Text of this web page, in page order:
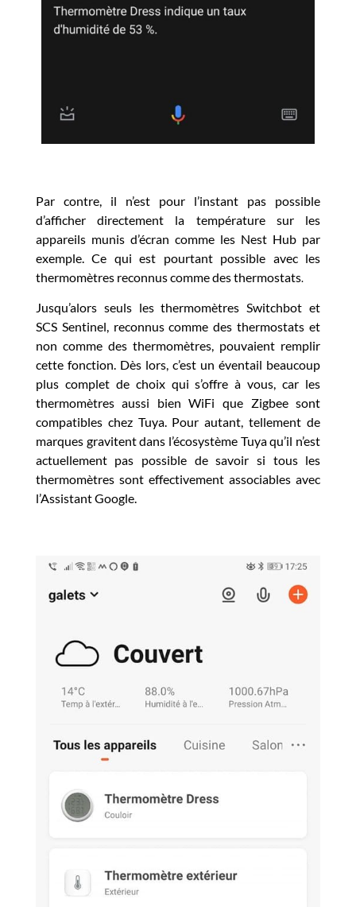
Par contre, il n’est pour l’instant pas possible
d’afficher directement la température sur les
appareils munis d’écran comme les Nest Hub par
exemple. Ce qui est pourtant possible avec les
thermomètres reconnus comme des thermostats.
Jusqu’alors seuls les thermomètres Switchbot et
SCS Sentinel, reconnus comme des thermostats et
non comme des thermomètres, pouvaient remplir
cette fonction. Dès lors, c’est un éventail beaucoup
plus complet de choix qui s’offre à vous, car les
thermomètres aussi bien WiFi que Zigbee sont
compatibles chez Tuya. Pour autant, tellement de
marques gravitent dans l’écosystème Tuya qu’il n’est
actuellement pas possible de savoir si tous les
thermomètres sont effectivement associables avec
l’Assistant Google.